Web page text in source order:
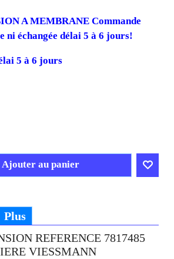
A MEMBRANE Commande
ni échangée délai 5 à 6 jours!
5 à 6 jours
Ajouter au panier
Plus
REFERENCE 7817485
VIESSMANN